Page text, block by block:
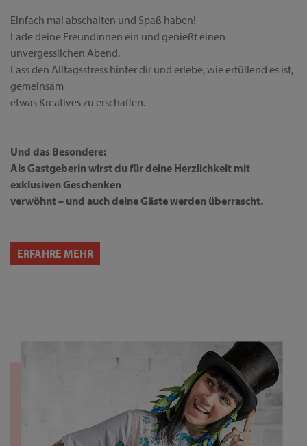
Einfach mal abschalten und Spaß haben!
Lade deine Freundinnen ein und genießt einen
unvergesslichen Abend.
Lass den Alltagsstress hinter dir und erlebe, wie erfüllend es ist,
gemeinsam
etwas Kreatives zu erschaffen.
Und das Besondere:
Als Gastgeberin wirst du für deine Herzlichkeit mit
exklusiven Geschenken
verwöhnt – und auch deine Gäste werden überrascht.
ERFAHRE MEHR